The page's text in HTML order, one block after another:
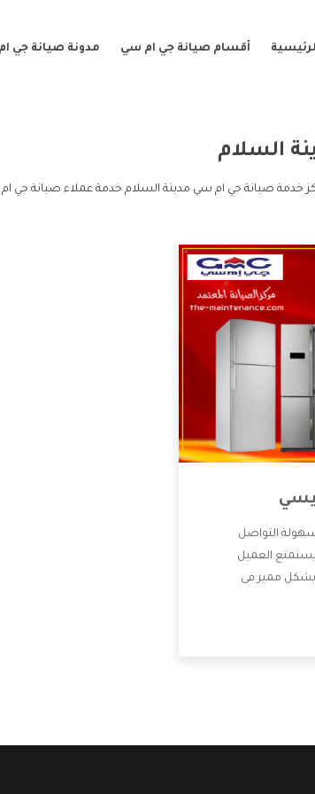
أقسام صيانة جي ام سي مدونة صيانة جي
السلام
خدمة صيانة جي ام سي مدينة السلام خدمة عملاء صيانة جي
التواصل
العميل
بشكل مميز فى
الشركة بها